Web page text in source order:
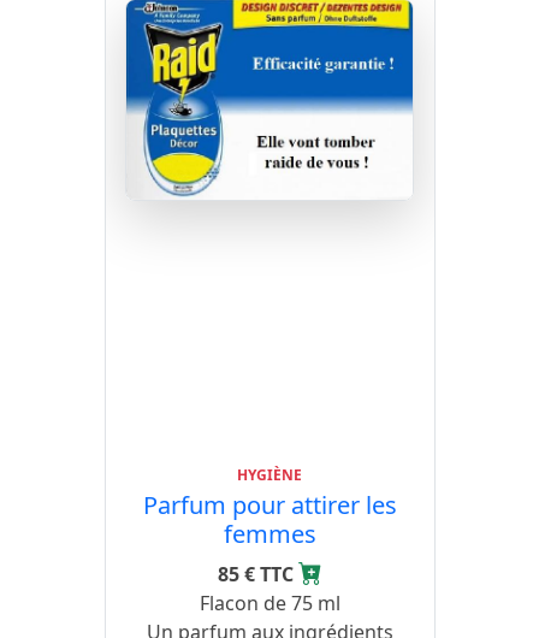
HYGIÈNE
Parfum pour attirer les
femmes
85 € TTC
Flacon de 75 ml
Un parfum aux ingrédients